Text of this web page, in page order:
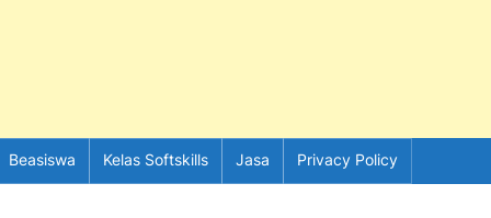
Beasiswa Kelas Softskills Jasa Privacy Policy